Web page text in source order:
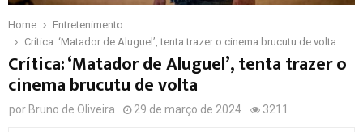
Home
Entretenimento
Crítica: ‘Matador de Aluguel’, tenta trazer o cinema brucutu de volta
Crítica: ‘Matador de Aluguel’, tenta trazer o
cinema brucutu de volta
por Bruno de Oliveira 29 de março de 2024 3211